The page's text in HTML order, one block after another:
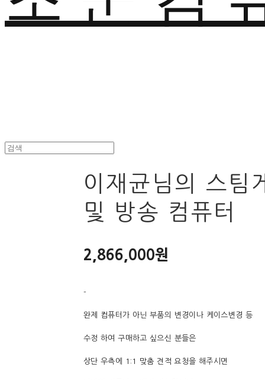
이재균님의 스팀
및 방송 컴퓨터
2,866,000원
-
완제 컴퓨터가 아닌 부품의 변경이나 케이스변경 등
수정 하여 구매하고 싶으신 분들은
상단 우측에 1:1 맞춤 견적 요청을 해주시면